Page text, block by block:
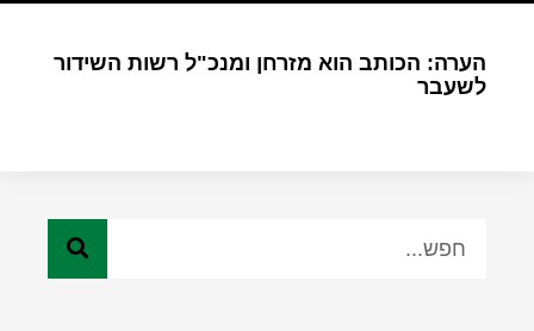
הערה: הכותב הוא מזרחן ומנכ"ל רשות השידור
לשעבר